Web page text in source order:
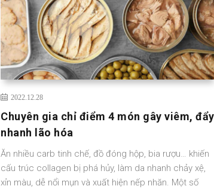
2022.12.28
Chuyên gia chỉ điểm 4 món gây viêm, đẩy
nhanh lão hóa
Ăn nhiều carb tinh chế, đồ đóng hộp, bia rượu… khiến
cấu trúc collagen bị phá hủy, làm da nhanh chảy xệ,
xỉn màu, dễ nổi mụn và xuất hiện nếp nhăn. Một số